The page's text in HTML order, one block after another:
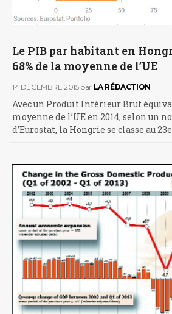
Le PIB par habitant en
68% de la moyenne de l’UE
14 DÉCEMBRE 2015 par LA RÉDACTION
Avec un Produit Intérieur Brut
moyenne de l’UE en 2014, selon un
d’Eurostat, la Hongrie se classe au